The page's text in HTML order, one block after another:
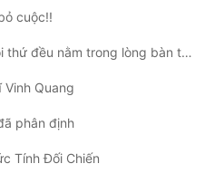
cuộc!!
Chương 65: Tựa như mọi thứ đều nằm trong lòng bàn tay
Quang
phân định
Tính Đối Chiến